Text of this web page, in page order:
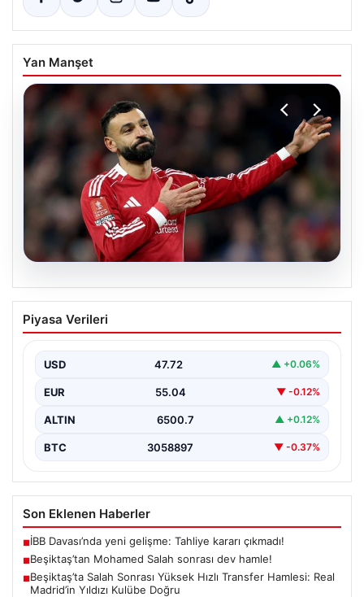
Yan Manşet
Beşiktaş’tan Mohamed Salah sonrası
dev hamle!
Piyasa Verileri
USD 47.72 ▲ +0.06%
EUR 55.04 ▼ -0.12%
ALTIN 6500.7 ▲ +0.12%
BTC 3058897 ▼ -0.37%
Son Eklenen Haberler
■İBB Davası’nda yeni gelişme: Tahliye kararı çıkmadı!
■Beşiktaş’tan Mohamed Salah sonrası dev hamle!
■Beşiktaş’ta Salah Sonrası Yüksek Hızlı Transfer Hamlesi: Real
Madrid’in Yıldızı Kulübe Doğru